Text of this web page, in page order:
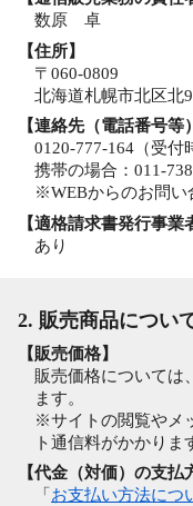
数原 卓
【住所】
〒060-0809
北海道札幌市北区
【連絡先（電話番号等
0120-777-164（受付
携帯の場合：011-
※WEBからのお問い
【適格請求書発行事業
あり
2. 販売商品につい
【販売価格】
販売価格については
ます。
※サイトの閲覧やメ
ト通信料がかかりま
【代金（対価）の支払
「 お支払い方法につ